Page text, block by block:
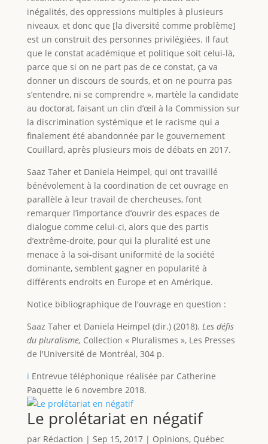
inégalités, des oppressions multiples à plusieurs
niveaux, et donc que [la diversité comme problème]
est un construit des personnes privilégiées. Il faut
que le constat académique et politique soit celui-là,
parce que si on ne part pas de ce constat, ça va
donner un discours de sourds, et on ne pourra pas
s’entendre, ni se comprendre », martèle la candidate
au doctorat, faisant un clin d’œil à la Commission sur
la discrimination systémique et le racisme qui a
finalement été abandonnée par le gouvernement
Couillard, après plusieurs mois de débats en 2017.
Saaz Taher et Daniela Heimpel, qui ont travaillé
bénévolement à la coordination de cet ouvrage en
parallèle à leur travail de chercheuses, font
remarquer l’importance d’ouvrir des espaces de
dialogue comme celui-ci, alors que des partis
d’extrême-droite, pour qui la pluralité est une
menace à la soi-disant uniformité de la société
dominante, semblent gagner en popularité à
différents endroits en Europe et en Amérique.
Notice bibliographique de l'ouvrage en question :
Saaz Taher et Daniela Heimpel (dir.) (2018). Les défis
du pluralisme, Collection « Pluralismes », Les Presses
de l'Université de Montréal, 304 p.
i Entrevue téléphonique réalisée par Catherine
Paquette le 6 novembre 2018.
Le prolétariat en négatif
par Rédaction | Sep 15, 2017| Opinions, Québec